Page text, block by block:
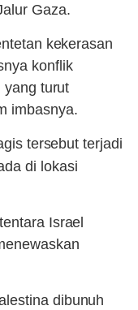
Gaza.
kekerasan
konflik
yang turut
imbasnya.
tersebut terjadi
di lokasi
Israel
dibunuh